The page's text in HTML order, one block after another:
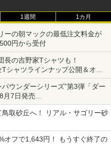
1週間 1カ月
ーの朝マックの最低注文料金が
円から受付
長の吉野家Tシャツも！
シャツラインナップ公開＆オン
ウンダーシリーズ”第3弾「ダー
月7日発売
を使用した超大型チーズバーガー
取砂丘へ！ リアル・サゴリー砂
オフで1,643円！ もうすぐ終了の